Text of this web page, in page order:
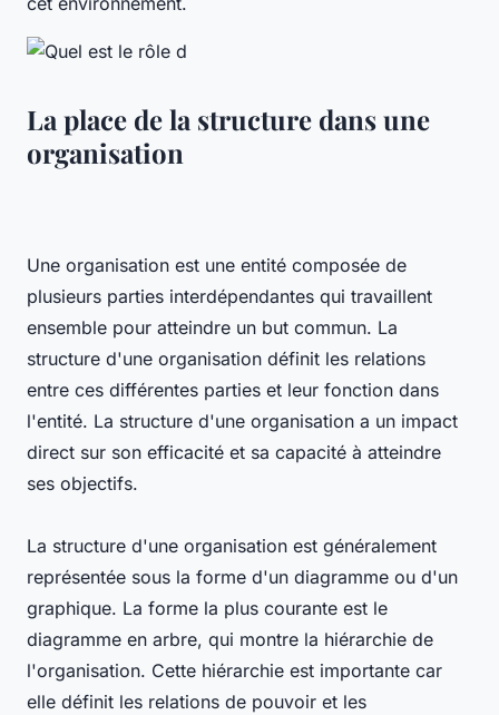
La place de la structure dans une
organisation
Une organisation est une entité composée de
plusieurs parties interdépendantes qui travaillent
ensemble pour atteindre un but commun. La
structure d'une organisation définit les relations
entre ces différentes parties et leur fonction dans
l'entité. La structure d'une organisation a un impact
direct sur son efficacité et sa capacité à atteindre
ses objectifs.
La structure d'une organisation est généralement
représentée sous la forme d'un diagramme ou d'un
graphique. La forme la plus courante est le
diagramme en arbre, qui montre la hiérarchie de
l'organisation. Cette hiérarchie est importante car
elle définit les relations de pouvoir et les